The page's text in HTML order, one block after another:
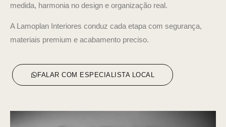
medida, harmonia no design e organização real.
A Lamoplan Interiores conduz cada etapa com segurança,
materiais premium e acabamento preciso.
FALAR COM ESPECIALISTA LOCAL